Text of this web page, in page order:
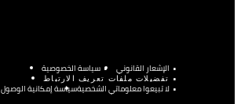
الإشعار القانوني سياسة الخصوصية
تفضيلات ملفات تعريف الارتباط
لا تبيعوا معلوماتي الشخصيةسياسة إمكانية الوصول